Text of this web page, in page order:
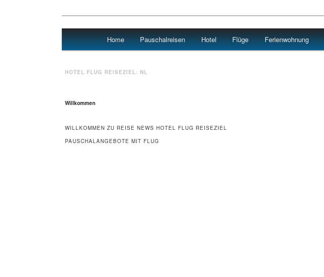
Urlaub
Main menu
Skip to primary content
Skip to secondary content
Home Pauschalreisen Hotel Flüge Ferienwohnung
HOTEL FLUG REISEZIEL: NL
Willkommen
WILLKOMMEN ZU REISE NEWS HOTEL FLUG REISEZIEL
PAUSCHALANGEBOTE MIT FLUG